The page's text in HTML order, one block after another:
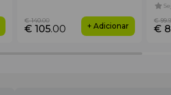
€ 105.00
€ 140.00
+ Adicionar €
€ 99